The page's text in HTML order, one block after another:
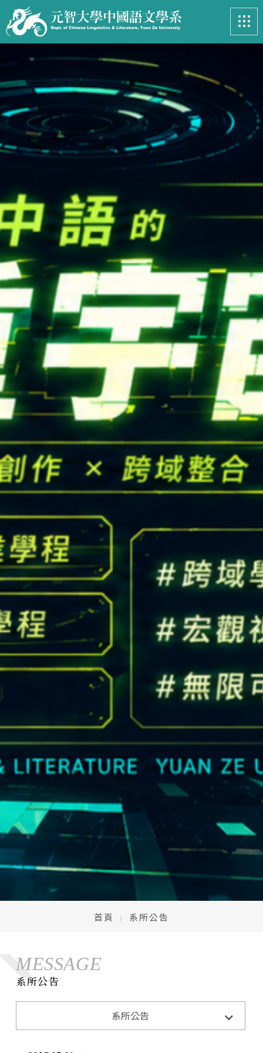
News
系所簡介
課程資訊 Course
學生事務 Student
亮眼足跡 Footprints
高中生懶人包 High school
CONTACT
Email：cldept@saturn.yzu.edu.tw
校本部電話：
地址： 桃園市中壢區遠東路 135 號  元智五館 6 樓
首頁 系所公告
MESSAGE
系所公告
系所公告系所公告 招生訊息